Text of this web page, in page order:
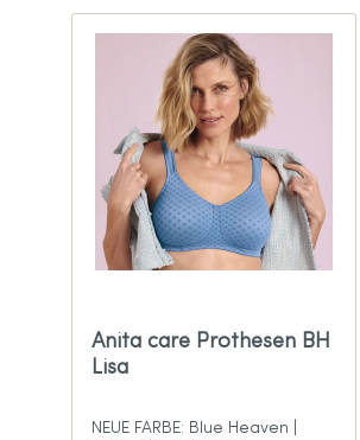
Anita care Prothesen BH
Lisa
NEUE FARBE: Blue Heaven |